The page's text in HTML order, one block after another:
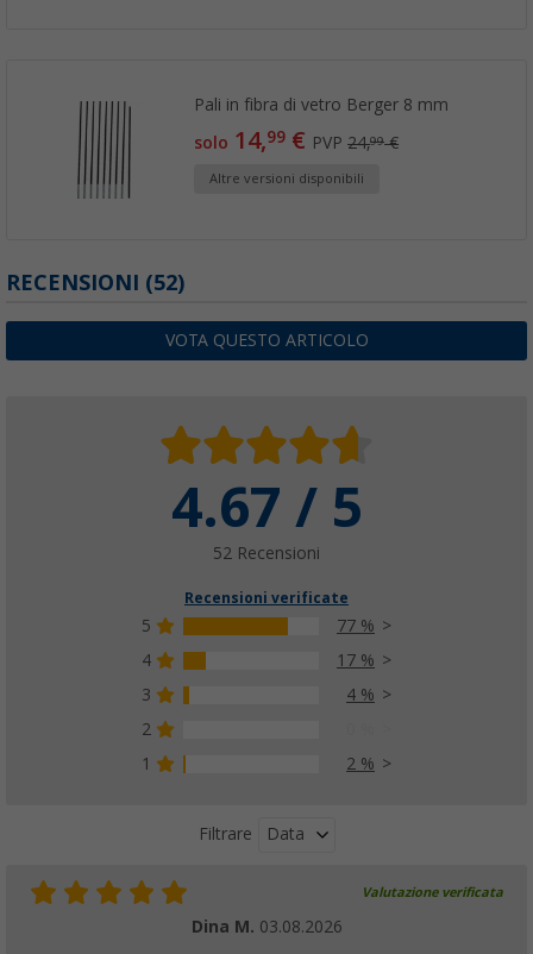
Pali in fibra di vetro Berger 8 mm
solo 14,99 € PVP24,99€
Altre versioni disponibili
RECENSIONI (52)
VOTA QUESTO ARTICOLO
4.67 / 5
52 Recensioni
Recensioni verificate
5
77 %
4
17 %
3
4 %
2
1
2 %
Filtrare Data
Valutazione verificata
Dina M. 03.08.2026